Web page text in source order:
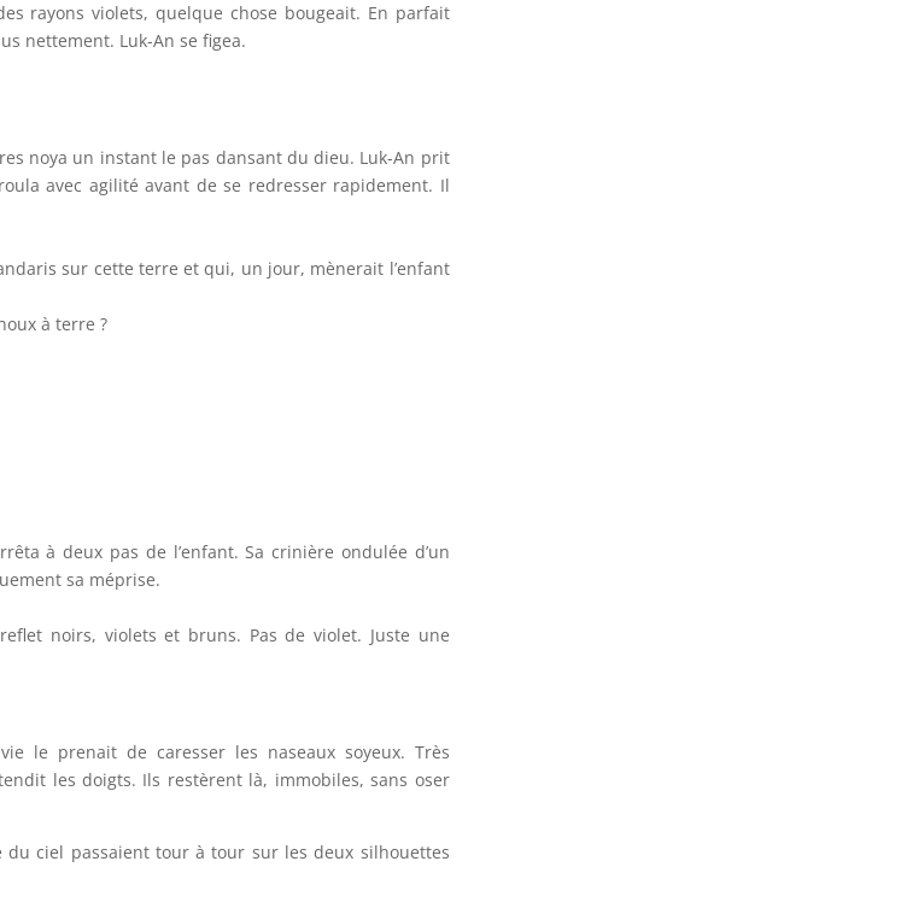
rayons violets, quelque chose bougeait. En parfait
nettement. Luk-An se figea.
noya un instant le pas dansant du dieu. Luk-An prit
avec agilité avant de se redresser rapidement. Il
sur cette terre et qui, un jour, mènerait l’enfant
à terre ?
à deux pas de l’enfant. Sa crinière ondulée d’un
sa méprise.
noirs, violets et bruns. Pas de violet. Juste une
le prenait de caresser les naseaux soyeux. Très
les doigts. Ils restèrent là, immobiles, sans oser
ciel passaient tour à tour sur les deux silhouettes